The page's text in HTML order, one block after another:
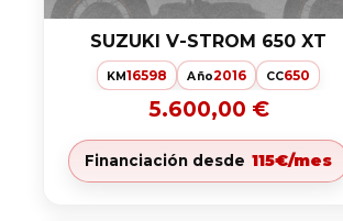
SUZUKI V-STROM 650 XT
KM16598 Año2016 CC650
5.600,00 €
Financiación desde 115€/mes